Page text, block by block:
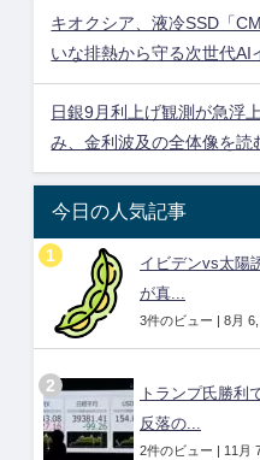
キオクシア、液冷SSD「
いな排熱から守る次世代AI
日銀9月利上げ観測が急浮
み、金利波及の全体像を読
今日の人気記事
イビデンvs太陽
が真...
3件のビュー | 8月
トランプ氏勝利
反落の...
2件のビュー | 11月